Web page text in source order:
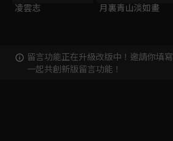
凌雲志 月裏青山淡如畫
留言功能正在升級改版中！邀請你填寫
一起共創新版留言功能！